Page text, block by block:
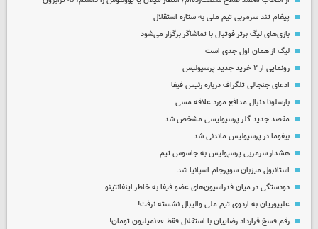
پیغام تند سرمربی تیم ملی به ستاره استقلال
بازی‌های لیگ برتر فوتبال با تماشاگر برگزار می‌شود
لیگ از همان اول جدی است
رونمایی از ۲ خرید جدید پرسپولیس
ادعای جنجالی تلگراف درباره رئیس فیفا
بارسلونا دنبال مدافع مورد علاقه مسی
مقصد جدید گلر پرسپولیسی مشخص شد
بیفوما در پرسپولیس ماندنی شد
هشدار سرمربی پرسپولیس به جاسوس تیم
استانبول میزبان سوپرجام اسپانیا شد
دودستگی در میان فدراسیون‌های عضو فیفا به خاطر اینفانتینو
علیپوریان به اردوی تیم ملی والیبال نشسته نرفت!
رقم فسخ قرارداد رضاییان با استقلال فقط ۱۰۰میلیون تومان!